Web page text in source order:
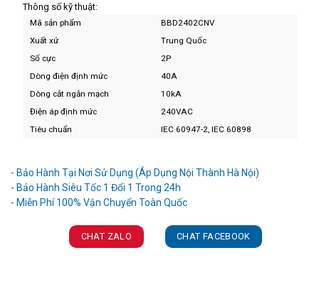
Thông số kỹ thuật:
Mã sản phẩm
BBD2402CNV
Xuất xứ
Trung Quốc
Số cực
2P
Dòng điện định mức
40A
Dòng cắt ngắn mạch
10kA
Điện áp định mức
240VAC
Tiêu chuẩn
IEC 60947-2, IEC 60898
- Bảo Hành Tại Nơi Sử Dụng (Áp Dụng Nội Thành Hà Nội)
- Bảo Hành Siêu Tốc 1 Đổi 1 Trong 24h
CHAT ZALO CHAT FACEBOOK